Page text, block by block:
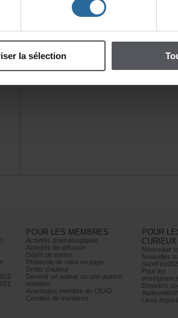
POURLESMEMBRES
Activitésdramaturgiques
Activitésdediffusion
Dépôtdetextes
Protocoledemiseenpage
Droitsd’auteur
Devenirunauteurouuneautrice
membre
AvantagesmembreduCEAD
Comitésdemembres
CURIEUX
Pourles